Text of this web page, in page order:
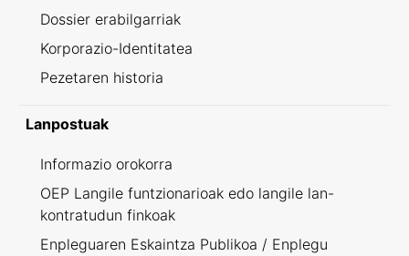
Dossier erabilgarriak
Korporazio-Identitatea
Pezetaren historia
Lanpostuak
Informazio orokorra
OEP Langile funtzionarioak edo langile lan-
kontratudun finkoak
Enpleguaren Eskaintza Publikoa / Enplegu